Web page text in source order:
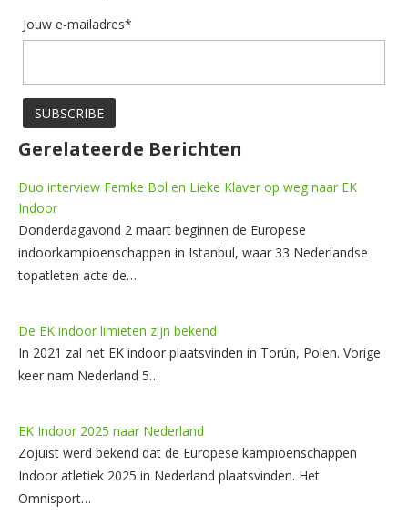
Jouw e-mailadres*
Gerelateerde Berichten
Duo interview Femke Bol en Lieke Klaver op weg naar EK
Indoor
Donderdagavond 2 maart beginnen de Europese
indoorkampioenschappen in Istanbul, waar 33 Nederlandse
topatleten acte de…
De EK indoor limieten zijn bekend
In 2021 zal het EK indoor plaatsvinden in Torún, Polen. Vorige
keer nam Nederland 5…
EK Indoor 2025 naar Nederland
Zojuist werd bekend dat de Europese kampioenschappen
Indoor atletiek 2025 in Nederland plaatsvinden. Het
Omnisport…